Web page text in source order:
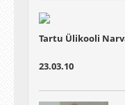
Tartu Ülikooli
23.03.10